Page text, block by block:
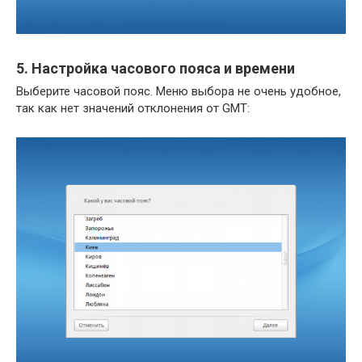
5. Настройка часового пояса и времени
Выберите часовой пояс. Меню выбора не очень удобное,
так как нет значений отклонения от GMT: